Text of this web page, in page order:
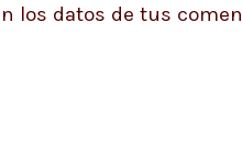
los datos de tus